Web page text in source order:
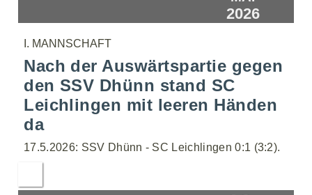
2026
I. MANNSCHAFT
Nach der Auswärtspartie gegen
den SSV Dhünn stand SC
Leichlingen mit leeren Händen
da
17.5.2026: SSV Dhünn - SC Leichlingen 0:1 (3:2).